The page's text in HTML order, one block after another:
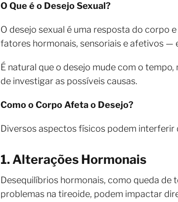
O Que é o Desejo Sexual?
O desejo sexual é uma resposta do corpo
fatores hormonais, sensoriais e afetivos —
É natural que o desejo mude com o
de investigar as possíveis causas.
Como o Corpo Afeta o Desejo?
Diversos aspectos físicos podem interferir
1. Alterações Hormonais
Desequilíbrios hormonais, como queda de
problemas na tireoide, podem impactar